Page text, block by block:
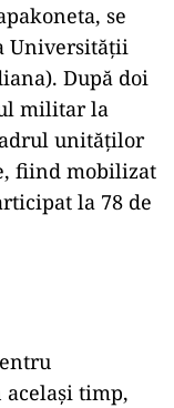
se
Universităţii
După doi
militar la
unităţilor
fiind mobilizat
la 78 de
timp,